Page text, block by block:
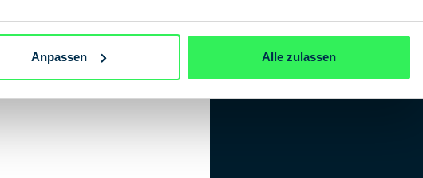
Anpassen Alle zulassen